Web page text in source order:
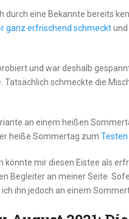
durch eine Bekannte bereits
ganz erfrischend schmeckt
und war deshalb
schmeckte die
an einem heißen
heiße Sommertag zum Testen
könnte mir diesen Eistee als
Begleiter an meiner Seite.
ihn jedoch an einem